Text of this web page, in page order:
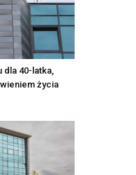
dla 40-latka,
życia